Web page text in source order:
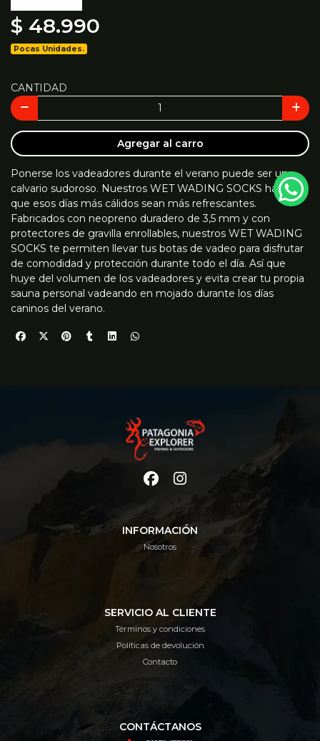
$ 48.990
Pocas Unidades.
CANTIDAD
Agregar al carro
Ponerse los vadeadores durante el verano puede ser un
calvario sudoroso. Nuestros WET WADING SOCKS harán
que esos días más cálidos sean más refrescantes.
Fabricados con neopreno duradero de 3,5 mm y con
protectores de gravilla enrollables, nuestros WET WADING
SOCKS te permiten llevar tus botas de vadeo para disfrutar
de comodidad y protección durante todo el día. Así que
huye del volumen de los vadeadores y evita crear tu propia
sauna personal vadeando en mojado durante los días
caninos del verano.
INFORMACIÓN
Nosotros
SERVICIO AL CLIENTE
Términos y condiciones
Políticas de devolución
Contacto
CONTÁCTANOS